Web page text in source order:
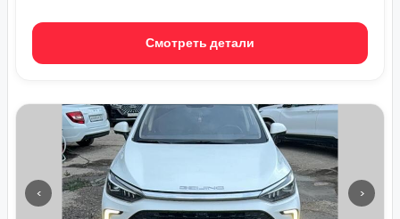
Смотреть детали
‹ ›